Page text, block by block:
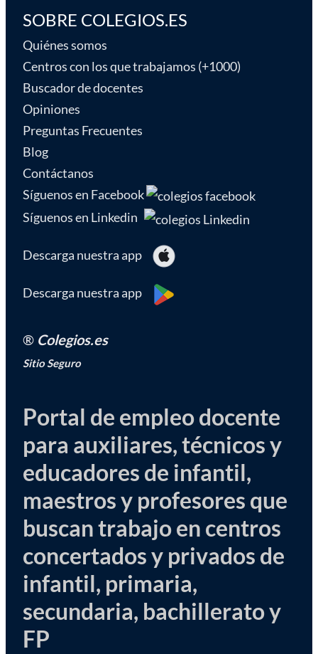
SOBRE COLEGIOS.ES
Quiénes somos
Centros con los que trabajamos (+1000)
Buscador de docentes
Opiniones
Preguntas Frecuentes
Blog
Contáctanos
Síguenos en Facebook
Síguenos en Linkedin
Descarga nuestra app
Descarga nuestra app
® Colegios.es
Sitio Seguro
Portal de empleo docente
para auxiliares, técnicos y
educadores de infantil,
maestros y profesores que
buscan trabajo en centros
concertados y privados de
infantil, primaria,
secundaria, bachillerato y
FP